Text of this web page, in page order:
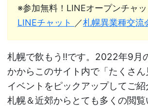
※参加無料！LINEオープンチャッ
LINEチャット ／札幌異業種交流
札幌で飲もう!!です。2022年9月
かからこのサイト内で「たくさん
イベントをピックアップしてご紹
札幌＆近郊からとても多くの閲覧